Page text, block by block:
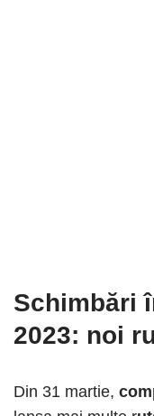
Schimbări
2023: noi
Din 31 martie,